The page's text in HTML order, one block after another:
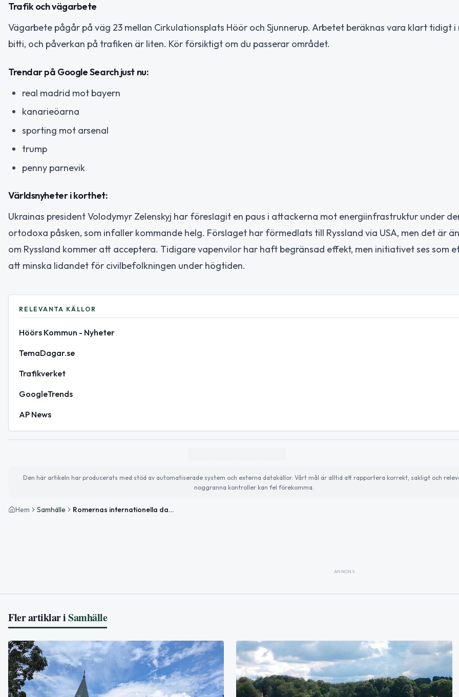
Trafik och vägarbete
Vägarbete pågår på väg 23 mellan Cirkulationsplats Höör och Sjunnerup. Arbetet beräknas vara klart tidigt i
bitti, och påverkan på trafiken är liten. Kör försiktigt om du passerar området.
Trendar på Google Search just nu:
real madrid mot bayern
kanarieöarna
sporting mot arsenal
trump
penny parnevik
Världsnyheter i korthet:
Ukrainas president Volodymyr Zelenskyj har föreslagit en paus i attackerna mot energiinfrastruktur under
ortodoxa påsken, som infaller kommande helg. Förslaget har förmedlats till Ryssland via USA, men det är
om Ryssland kommer att acceptera. Tidigare vapenvilor har haft begränsad effekt, men initiativet ses som
att minska lidandet för civilbefolkningen under högtiden.
RELEVANTA KÄLLOR
Höörs Kommun - Nyheter
TemaDagar.se
Trafikverket
GoogleTrends
AP News
Den här artikeln har producerats med stöd av automatiserade system och externa datakällor. Vårt mål är alltid att rapportera korrekt, sakligt och
noggranna kontroller kan fel förekomma.
Hem Samhälle Romernas internationella dag och nya skolmatsbuffén i Höör
ANNONS
Fler artiklar iSamhälle